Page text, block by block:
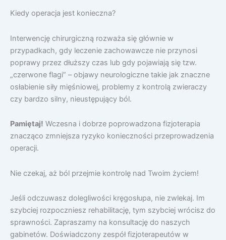
Kiedy operacja jest konieczna?
Interwencję chirurgiczną rozważa się głównie w
przypadkach, gdy leczenie zachowawcze nie przynosi
poprawy przez dłuższy czas lub gdy pojawiają się tzw.
„czerwone flagi” – objawy neurologiczne takie jak znaczne
osłabienie siły mięśniowej, problemy z kontrolą zwieraczy
czy bardzo silny, nieustępujący ból.
Pamiętaj! Wczesna i dobrze poprowadzona fizjoterapia
znacząco zmniejsza ryzyko konieczności przeprowadzenia
operacji.
Nie czekaj, aż ból przejmie kontrolę nad Twoim życiem!
Jeśli odczuwasz dolegliwości kręgosłupa, nie zwlekaj. Im
szybciej rozpoczniesz rehabilitację, tym szybciej wrócisz do
sprawności. Zapraszamy na konsultację do naszych
gabinetów. Doświadczony zespół fizjoterapeutów w